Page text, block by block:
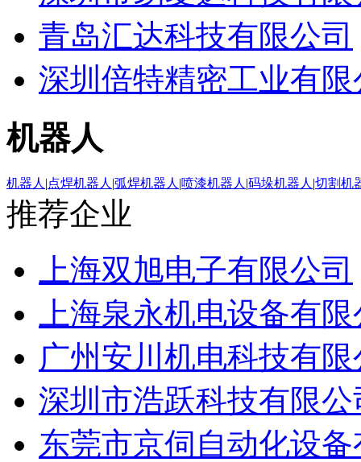
青岛汇达科技有限公司
深圳倍特精密工业有限
机器人
机器人 |点焊机器人 |弧焊机器人 |喷漆机器人 |码垛机器人 |切割机
推荐企业
上海双旭电子有限公司
上海泉永机电设备有
广州安川机电科技有
深圳市浩跃科技有限公
东莞市京伺自动化设